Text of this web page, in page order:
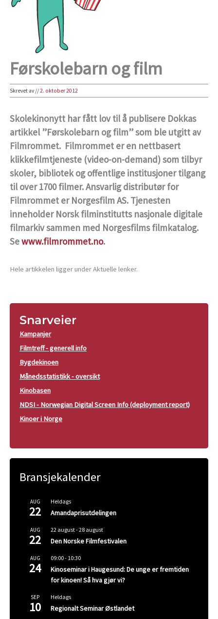
Førskolebarn og film
Skrevet av//2. oktober 2012
Skolekinonytt har fått lov til å publisere Dokkas
artikkel ”Førskolebarn og film” som ble utgitt av
Filmrommet. Filmrommet er en nettbasert
klikkefilmtjeneste (video-on-demand) som tilbyr
skoler, bibliotek og offentlige institusjoner tilgang
til over 1700 filmer. Ansvarlig distributør for
Filmrommet er Norgesfilm AS. Tjenesten
inneholder Norsk filminstitutts nasjonale digitale
filmarkiv sammen med Norgesfilms filmkatalog.
Sewww.filmrommet.no.
Hele artikkelen ligger under Aktuelle lenker.
Snarveier
Kampanjer
Filmtreff - generell info
Bygdekinoen
Månedsstatistikk - oversikt
Kinobasen
NDSI - Norwegian Digital Screen Info (deployment report)
Kinoer i Norge
Bransjekalender
AUG
22
Heldags
Amandaprisutdelingen
AUG
22
22 august-28 august
Den Norske Filmfestivalen
AUG
24
09:00- 10:30
Kinoseminar i Haugesund: De unge er fremtiden
for kinoen! Så hva gjør vi?
SEP
10
Heldags
Regionalt Seminar Østlandet